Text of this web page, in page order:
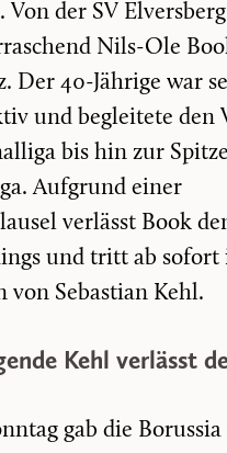
Von der SV
Nils-Ole
Der 40-Jährige war
und begleitete den
bis hin zur
Aufgrund einer
verlässt Book
und tritt ab sofort
von Sebastian Kehl.
Kehl verlässt
gab die